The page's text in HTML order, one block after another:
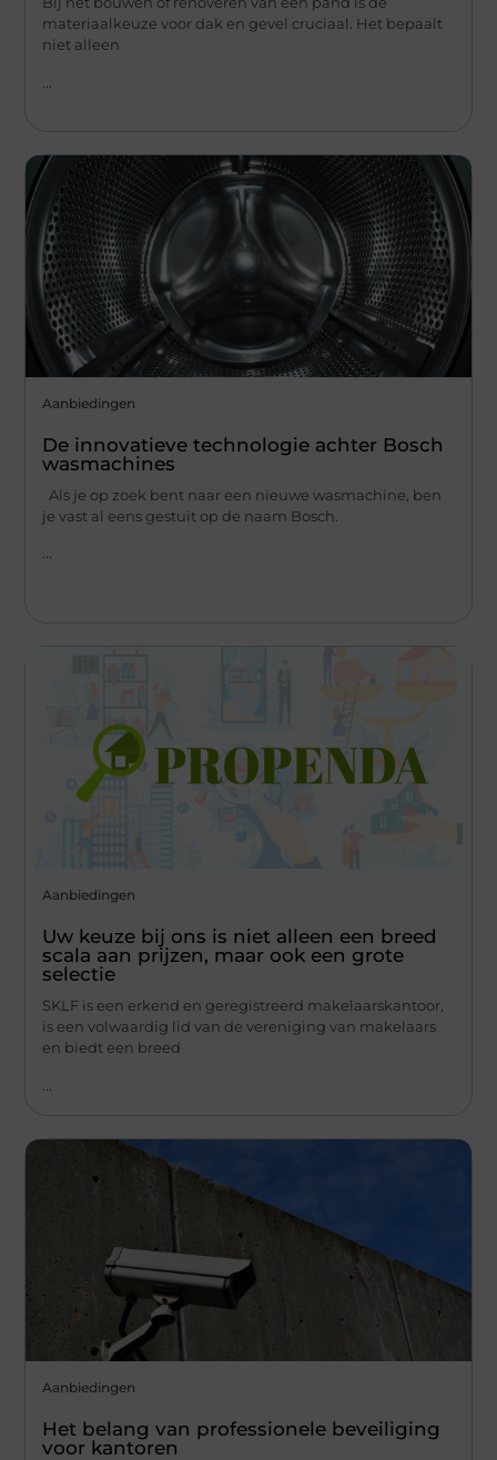
materiaalkeuze voor dak en gevel cruciaal. Het bepaalt
niet alleen
Aanbiedingen
De innovatieve technologie achter Bosch
wasmachines
Als je op zoek bent naar een nieuwe wasmachine, ben
je vast al eens gestuit op de naam Bosch.
Aanbiedingen
Uw keuze bij ons is niet alleen een breed
scala aan prijzen, maar ook een grote
selectie
SKLF is een erkend en geregistreerd makelaarskantoor,
is een volwaardig lid van de vereniging van makelaars
en biedt een breed
Aanbiedingen
Het belang van professionele beveiliging
voor kantoren